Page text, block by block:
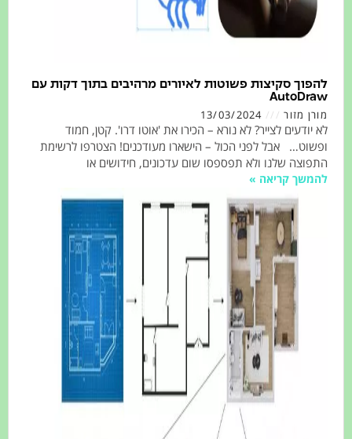
סקיצות פשוטות לאיורים מרהיבים בתוך דקות עם
מזור
לצייר? לא נורא – הכירו את 'אוטו דרו'. קטן, חמוד
אבל לפני הכול – הישארו מעודכנים! הצטרפו לרשימת
שלנו ולא תפספסו שום עדכונים, חידושים או
קריאה »